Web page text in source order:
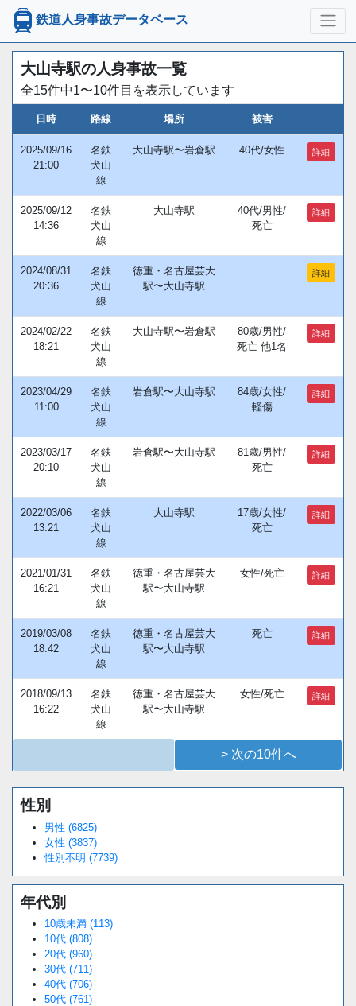
鉄道人身事故データベース
大山寺駅の人身事故一覧
全15件中1〜10件目を表示しています
日時 路線 場所 被害
2025/09/16
21:00
名鉄
犬山
線
大山寺駅〜岩倉駅 40代/女性 詳細
2025/09/12
14:36
名鉄
犬山
線
大山寺駅
40代/男性/
死亡
詳細
2024/08/31
20:36
名鉄
犬山
線
徳重・名古屋芸大
駅〜大山寺駅
詳細
2024/02/22
18:21
名鉄
犬山
線
大山寺駅〜岩倉駅
80歳/男性/
死亡 他1名
詳細
2023/04/29
11:00
名鉄
犬山
線
岩倉駅〜大山寺駅
84歳/女性/
軽傷
詳細
2023/03/17
20:10
名鉄
犬山
線
岩倉駅〜大山寺駅
81歳/男性/
死亡
詳細
2022/03/06
13:21
名鉄
犬山
線
大山寺駅
17歳/女性/
死亡
詳細
2021/01/31
16:21
名鉄
犬山
線
徳重・名古屋芸大
駅〜大山寺駅
女性/死亡 詳細
2019/03/08
18:42
名鉄
犬山
線
徳重・名古屋芸大
駅〜大山寺駅
死亡 詳細
2018/09/13
16:22
名鉄
犬山
線
徳重・名古屋芸大
駅〜大山寺駅
女性/死亡 詳細
> 次の10件へ
Unmute
性別
男性 (6825)
女性 (3837)
性別不明 (7739)
年代別
10歳未満 (113)
10代 (808)
20代 (960)
30代 (711)
40代 (706)
50代 (761)